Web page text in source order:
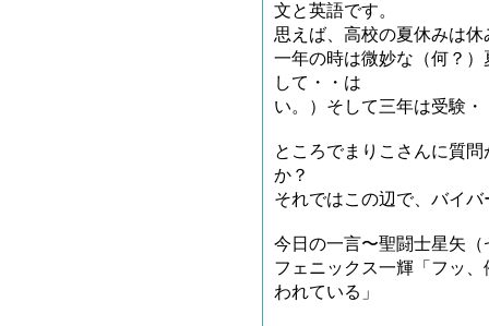
文と英語です。
思えば、高校の夏休みは
一年の時は微妙な（何？
して・・は
い。）そして三年は受験
ところでまりこさんに質
か？
それではこの辺で、バイ
今日の一言〜聖闘士星矢
フェニックス一輝「フッ
われている」